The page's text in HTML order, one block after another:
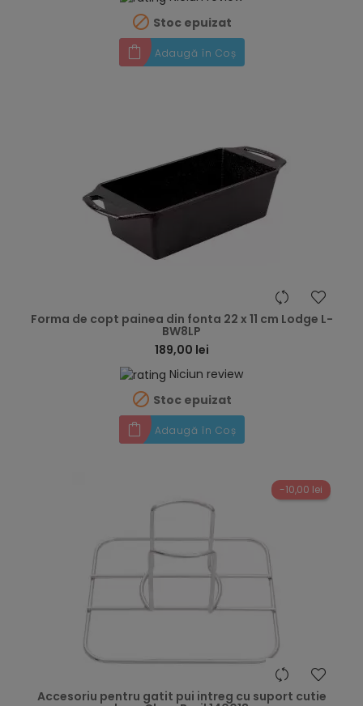
 Stoc epuizat
Adaugă în Coș
Forma de copt painea din fonta 22 x 11 cm Lodge L-
BW8LP
189,00 lei
Niciun review
 Stoc epuizat
Adaugă în Coș
-10,00 lei
Accesoriu pentru gatit pui intreg cu suport cutie